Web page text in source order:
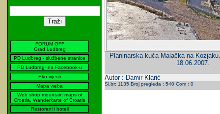
FORUM OFF
Grad Ludbreg
PD Ludbreg - službene stranice
PD Ludbreg- na Facebook-u
Eko vijesti
Mapa weba
Web shop mountain maps of
Croatia, Wanderkarte of Croatia
Restorani i hoteli
Planinarska kuća Malačka na
18.06.2007.
Autor : Damir Klarić
Sl.br: 1135 Broj pregleda : 540 Com : 0